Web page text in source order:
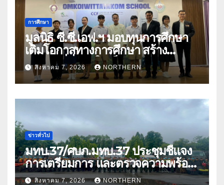
การศึกษา
มูลนิธิ ซี.ซี.เอฟ.ฯ มอบทุนการศึกษา
เติมโอกาสทางการศึกษา สร้าง
อนาคตที่มั่นคงให้เด็กและเยาวชน
ด้อยโอกาส
สิงหาคม 7, 2026 NORTHERN
ข่าวทั่วไป
มทบ.37/ศบภ.มทบ.37 ประชุมชี้แจง
การเตรียมการ และตรวจความพร้อม
ด้านการบรรเทาสาธารณภัย
สิงหาคม 7, 2026 NORTHERN